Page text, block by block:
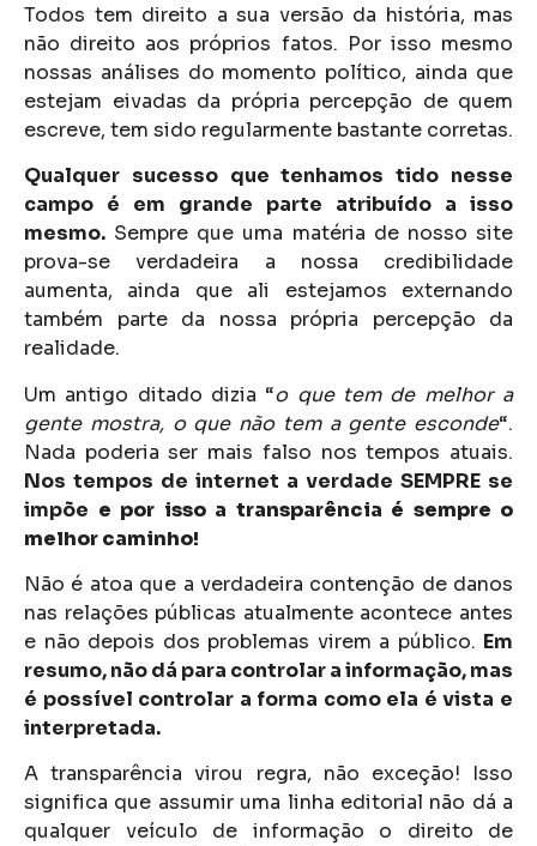
Todos tem direito a sua versão da história, mas
não direito aos próprios fatos. Por isso mesmo
nossas análises do momento político, ainda que
estejam eivadas da própria percepção de quem
escreve, tem sido regularmente bastante corretas.
Qualquer sucesso que tenhamos tido nesse
campo é em grande parte atribuído a isso
mesmo. Sempre que uma matéria de nosso site
prova-se verdadeira a nossa credibilidade
aumenta, ainda que ali estejamos externando
também parte da nossa própria percepção da
realidade.
Um antigo ditado dizia “o que tem de melhor a
gente mostra, o que não tem a gente esconde“.
Nada poderia ser mais falso nos tempos atuais.
Nos tempos de internet a verdade SEMPRE se
impõe e por isso a transparência é sempre o
melhor caminho!
Não é atoa que a verdadeira contenção de danos
nas relações públicas atualmente acontece antes
e não depois dos problemas virem a público. Em
resumo, não dá para controlar a informação, mas
é possível controlar a forma como ela é vista e
interpretada.
A transparência virou regra, não exceção! Isso
significa que assumir uma linha editorial não dá a
qualquer veículo de informação o direito de